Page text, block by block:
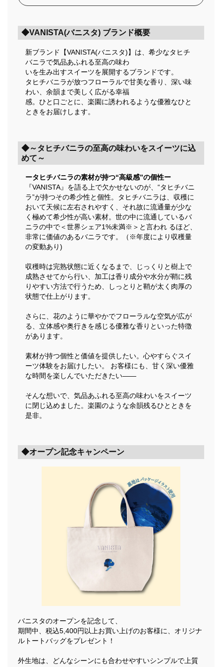
◆VANISTA(バニスタ) ブランド概要
新ブランド【VANISTA(バニスタ)】は、希少なタヒチ
バニラで気品あふれる至高の味わ
いを生み出すスイーツを展開するブランドです。
タヒチバニラが放つフローラルで甘美な香り、深い味
わい、余韻まで美しく広がる幸福
感。ひと口ごとに、楽園に誘われるような優雅なひと
ときをお届けします。
◆～タヒチバニラの至高の味わいをスイーツに込
めて～
ータヒチバニラの素材が持つ“高級感”の個性ー
『VANISTA』を語る上で欠かせないのが、“タヒチバニ
ラ”が持つその希少性と個性。タヒチバニラは、収穫に
おいて天候に左右されやすく、それ故に流通量が少な
く極めて希少性が高い素材。世の中に流通しているバ
ニラの中で＜世界シェア1%未満※＞と言われ るほど、
非常に価値のあるバニラです。（※年度により収穫量
の変動あり)
収穫時は完熟状態に近くなるまで、じっくりと樹上で
成熟させてから行い、加工は香り成分や水分が鞘に残
りやすい方法で行うため、しっとりと鞘が太く肉厚の
状態で仕上がります。
さらに、花のように華やかでフローラルな空気が広が
る、立体感や奥行きを感じる優雅な香りといった特徴
があります。
素材が持つ個性と価値を提供したい。心やすらぐスイ
ーツ体験をお届けしたい。 お客様にも、甘く深い優雅
な時間を楽しんでいただきたい――
そんな想いで、気品あふれる至高の味わいをスイーツ
に閉じ込めました。楽園のような余韻残るひとときを
是非。
◆オープン記念キャンペーン
バニスタのオープンを記念して、
期間中、税込5,400円以上お買い上げのお客様に、オリジナ
ルトートバッグをプレゼント！
外生地は、どんなシーンにも合わせやすいシンプルで上質